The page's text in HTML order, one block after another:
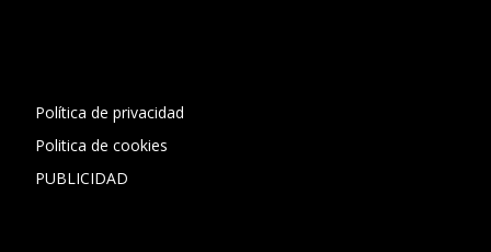
Política de privacidad
Politica de cookies
PUBLICIDAD